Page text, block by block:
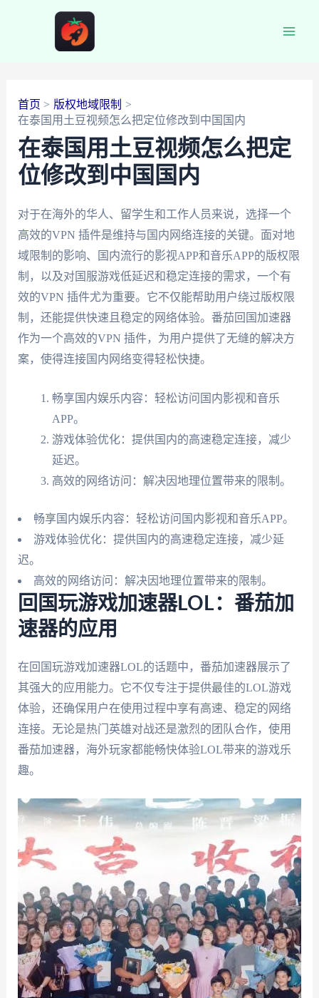
首页
版权地域限制
在泰国用土豆视频怎么把定位修改到中国国内
在泰国用土豆视频怎么把定
位修改到中国国内
对于在海外的华人、留学生和工作人员来说，选择一个
高效的VPN 插件是维持与国内网络连接的关键。面对地
域限制的影响、国内流行的影视APP和音乐APP的版权限
制，以及对国服游戏低延迟和稳定连接的需求，一个有
效的VPN 插件尤为重要。它不仅能帮助用户绕过版权限
制，还能提供快速且稳定的网络体验。番茄回国加速器
作为一个高效的VPN 插件，为用户提供了无缝的解决方
案，使得连接国内网络变得轻松快捷。
畅享国内娱乐内容：轻松访问国内影视和音乐
APP。
游戏体验优化：提供国内的高速稳定连接，减少
延迟。
高效的网络访问：解决因地理位置带来的限制。
畅享国内娱乐内容：轻松访问国内影视和音乐APP。
游戏体验优化：提供国内的高速稳定连接，减少延
迟。
高效的网络访问：解决因地理位置带来的限制。
回国玩游戏加速器LOL：番茄加
速器的应用
在回国玩游戏加速器LOL的话题中，番茄加速器展示了
其强大的应用能力。它不仅专注于提供最佳的LOL游戏
体验，还确保用户在使用过程中享有高速、稳定的网络
连接。无论是热门英雄对战还是激烈的团队合作，使用
番茄加速器，海外玩家都能畅快体验LOL带来的游戏乐
趣。